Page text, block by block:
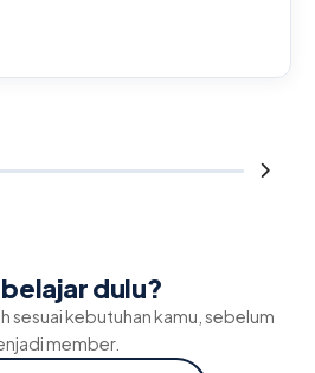
dulu?
sesuai kebutuhan kamu, sebelum
member.